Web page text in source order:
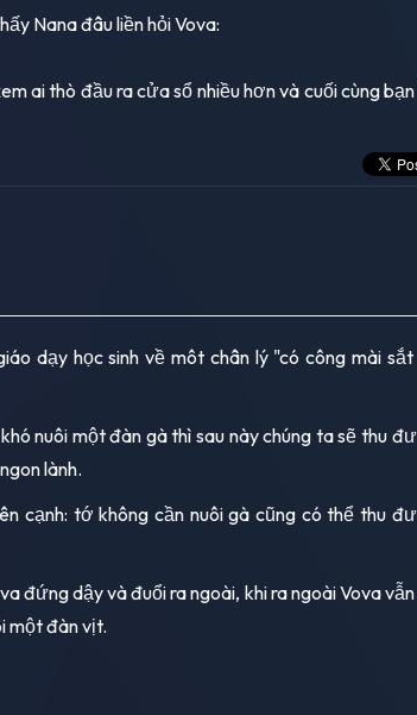
Nana đâu liền hỏi Vova:
ai thò đầu ra cửa sổ nhiều hơn và cuối cùng
dạy học sinh về môt chân lý "có công mài sắt
nuôi một đàn gà thì sau này chúng ta sẽ thu
lành.
cạnh: tớ không cần nuôi gà cũng có thể thu
đứng dậy và đuổi ra ngoài, khi ra ngoài Vova
một đàn vịt.